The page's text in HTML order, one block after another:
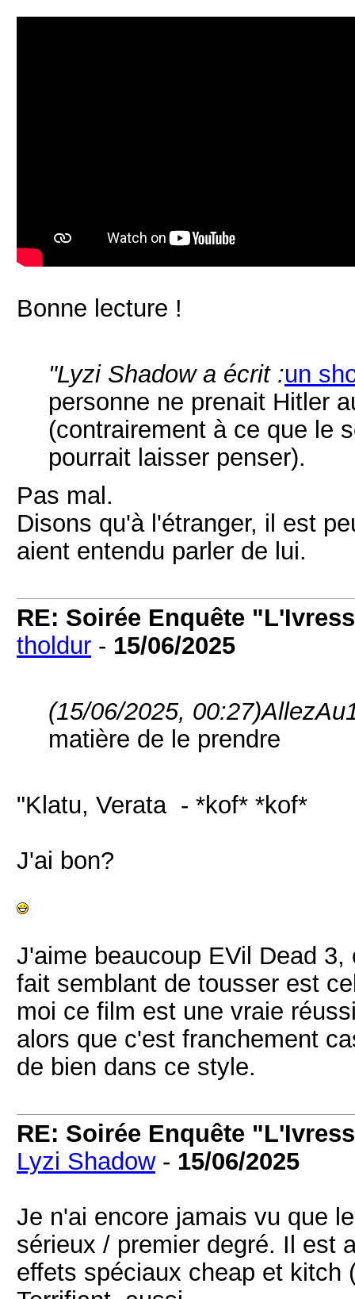
Bonne lecture !
"Lyzi Shadow a écrit :un
personne ne prenait Hitler
(contrairement à ce que le
pourrait laisser penser).
Pas mal.
Disons qu'à l'étranger, il est
aient entendu parler de lui.
RE: Soirée Enquête
tholdur - 15/06/2025
(15/06/2025, 00:27)
matière de le prendre
"Klatu, Verata - *kof* *kof*
J'ai bon?
J'aime beaucoup EVil Dead
fait semblant de tousser est
moi ce film est une vraie
alors que c'est franchement
de bien dans ce style.
RE: Soirée Enquête
Lyzi Shadow- 15/06/2025
Je n'ai encore jamais vu que
sérieux / premier degré. Il est
effets spéciaux cheap et kitch